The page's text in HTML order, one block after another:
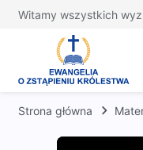
Witamy wszystkich
Strona główna